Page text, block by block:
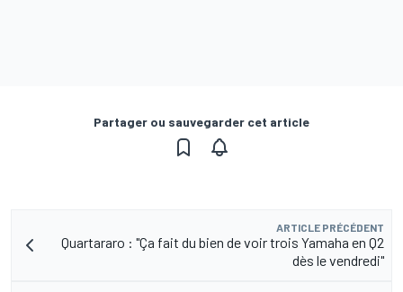
Partager ou sauvegarder cet article
ARTICLE PRÉCÉDENT
Quartararo : "Ça fait du bien de voir trois Yamaha en Q2
dès le vendredi"